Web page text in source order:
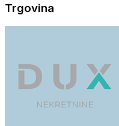
Trgovina